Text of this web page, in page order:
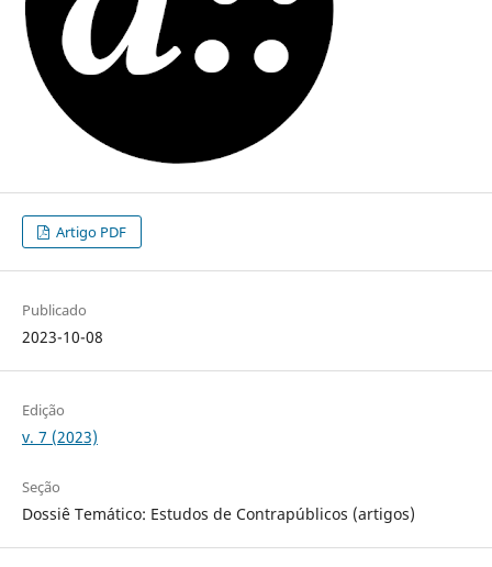
Artigo PDF
Publicado
2023-10-08
Edição
v. 7 (2023)
Seção
Dossiê Temático: Estudos de Contrapúblicos (artigos)